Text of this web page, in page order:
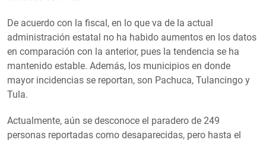
De acuerdo con la fiscal, en lo que va de la actual
administración estatal no ha habido aumentos en los datos
en comparación con la anterior, pues la tendencia se ha
mantenido estable. Además, los municipios en donde
mayor incidencias se reportan, son Pachuca, Tulancingo y
Tula.
Actualmente, aún se desconoce el paradero de 249
personas reportadas como desaparecidas, pero hasta el